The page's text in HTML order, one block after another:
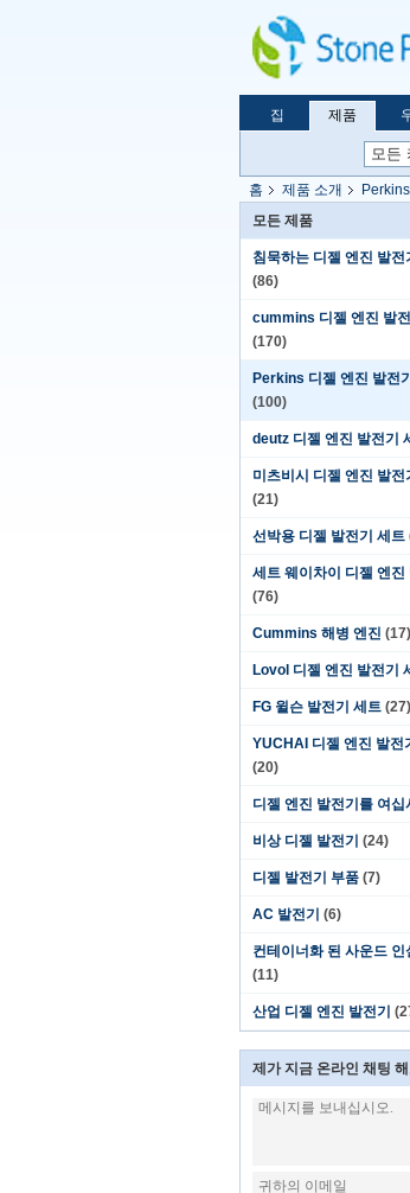
집 제품
홈 제품 소개
모든 제품
침묵하는 디젤 엔진 발전
(86)
cummins 디젤 엔진 발
(170)
Perkins 디젤 엔진 발전
(100)
deutz 디젤 엔진 발전기
미츠비시 디젤 엔진 발전
(21)
선박용 디젤 발전기 세트
세트 웨이차이 디젤 엔진
(76)
Cummins 해병 엔진 (17)
Lovol 디젤 엔진 발전기
FG 윌슨 발전기 세트 (27)
YUCHAI 디젤 엔진 발전
(20)
디젤 엔진 발전기를 여십
비상 디젤 발전기 (24)
디젤 발전기 부품 (7)
AC 발전기 (6)
컨테이너화 된 사운드 인
(11)
산업 디젤 엔진 발전기
제가 지금 온라인 채팅